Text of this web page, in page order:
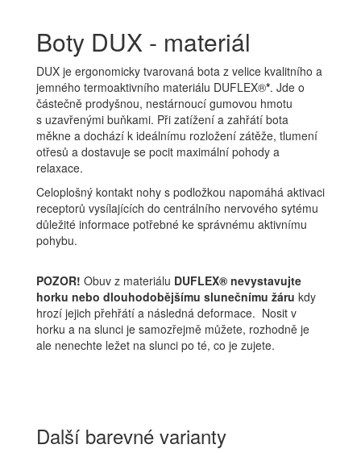
Boty DUX - materiál
DUX je ergonomicky tvarovaná bota z velice kvalitního a
jemného termoaktivního materiálu DUFLEX®*. Jde o
částečně prodyšnou, nestárnoucí gumovou hmotu
s uzavřenými buňkami. Při zatížení a zahřátí bota
měkne a dochází k ideálnímu rozložení zátěže, tlumení
otřesů a dostavuje se pocit maximální pohody a
relaxace.
Celoplošný kontakt nohy s podložkou napomáhá aktivaci
receptorů vysílajících do centrálního nervového sytému
důležité informace potřebné ke správnému aktivnímu
pohybu.
POZOR! Obuv z materiálu DUFLEX® nevystavujte
horku nebo dlouhodobějšímu slunečnímu žáru kdy
hrozí jejich přehřátí a následná deformace. Nosit v
horku a na slunci je samozřejmě můžete, rozhodně je
ale nenechte ležet na slunci po té, co je zujete.
Další barevné varianty